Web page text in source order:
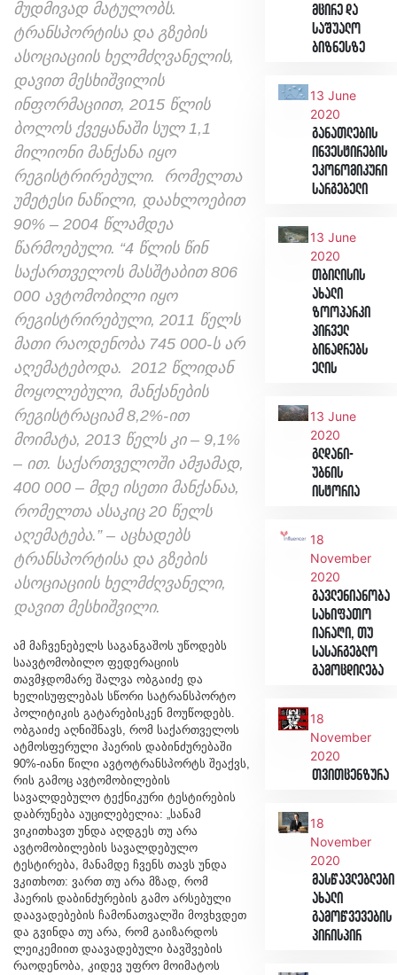
მუდმივად მატულობს.
ტრანსპორტისა და გზების
ასოციაციის ხელმძღვანელის,
დავით მესხიშვილის
ინფორმაციით, 2015 წლის
ბოლოს ქვეყანაში სულ 1,1
მილიონი მანქანა იყო
რეგისტრირებული. რომელთა
უმეტესი ნაწილი, დაახლოებით
90% – 2004 წლამდეა
წარმოებული. “4 წლის წინ
საქართველოს მასშტაბით 806
000 ავტომობილი იყო
რეგისტრირებული, 2011 წელს
მათი რაოდენობა 745 000-ს არ
აღემატებოდა. 2012 წლიდან
მოყოლებული, მანქანების
რეგისტრაციამ 8,2%-ით
მოიმატა, 2013 წელს კი – 9,1%
– ით. საქართველოში ამჟამად,
400 000 – მდე ისეთი მანქანაა,
რომელთა ასაკიც 20 წელს
აღემატება.” – აცხადებს
ტრანსპორტისა და გზების
ასოციაციის ხელმძღვანელი,
დავით მესხიშვილი.
ამ მაჩვენებელს საგანგაშოს უწოდებს
საავტომობილო ფედერაციის
თავმჯდომარე შალვა ობგაიძე და
ხელისუფლებას სწორი სატრანსპორტო
პოლიტიკის გატარებისკენ მოუწოდებს.
ობგაიძე აღნიშნავს, რომ საქართველოს
ატმოსფერული ჰაერის დაბინძურებაში
90%-იანი წილი ავტოტრანსპორტს შეაქვს,
რის გამოც ავტომობილების
სავალდებულო ტექნიკური ტესტირების
დაბრუნება აუცილებელია: „სანამ
ვიკითხავთ უნდა აღდგეს თუ არა
ავტომობილების სავალდებულო
ტესტირება, მანამდე ჩვენს თავს უნდა
ვკითხოთ: ვართ თუ არა მზად, რომ
ჰაერის დაბინძურების გამო არსებული
დაავადებების ჩამონათვალში მოვხვდეთ
და გვინდა თუ არა, რომ გაიზარდოს
ლეიკემიით დაავადებული ბავშვების
რაოდენობა, კიდევ უფრო მოიმატოს
მცირე და
საშუალო
ბიზნესზე
13 June
2020
განათლების
ინვესტირების
ეკონომიკური
სარგებელი
13 June
2020
თბილისის
ახალი
ზოოპარკი
პირველ
ბინადრებს
ელის
13 June
2020
გლდანი-
უბნის
ისტორია
18
November
2020
გავლენიანობა
სახიფათო
იარაღი, თუ
სასარგებლო
გამოცდილება
18
November
2020
თვითცენზურა
18
November
2020
მასწავლებლები
ახალი
გამოწვევების
პირისპირ